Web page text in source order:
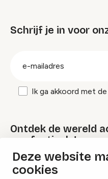
Deze website
cookies
Schrijf je in voor
Ik ga akkoord met de
Ontdek de wereld
van festivals!
Lees onze